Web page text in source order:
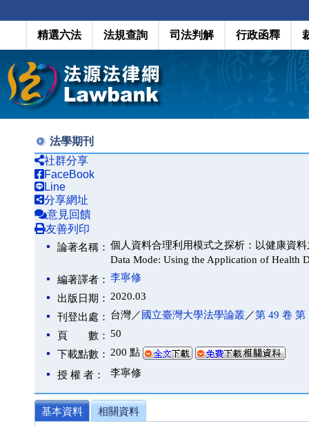
精選六法 法規查詢 司法判解 行政函釋
法學期刊
社群分享
FaceBook
Line
分享網址
意見回饋
友善列印
論著名稱： 個人資料合理利用模式之探析：以健康資料
Data Mode: Using the Application of Health
編著譯者： 李寧修
出版日期： 2020.03
刊登出處： 台灣／ 國立臺灣大學法學論叢／第 49 卷 第
頁 數： 50
下載點數： 200 點
授 權 者： 李寧修
基本資料
相關資料